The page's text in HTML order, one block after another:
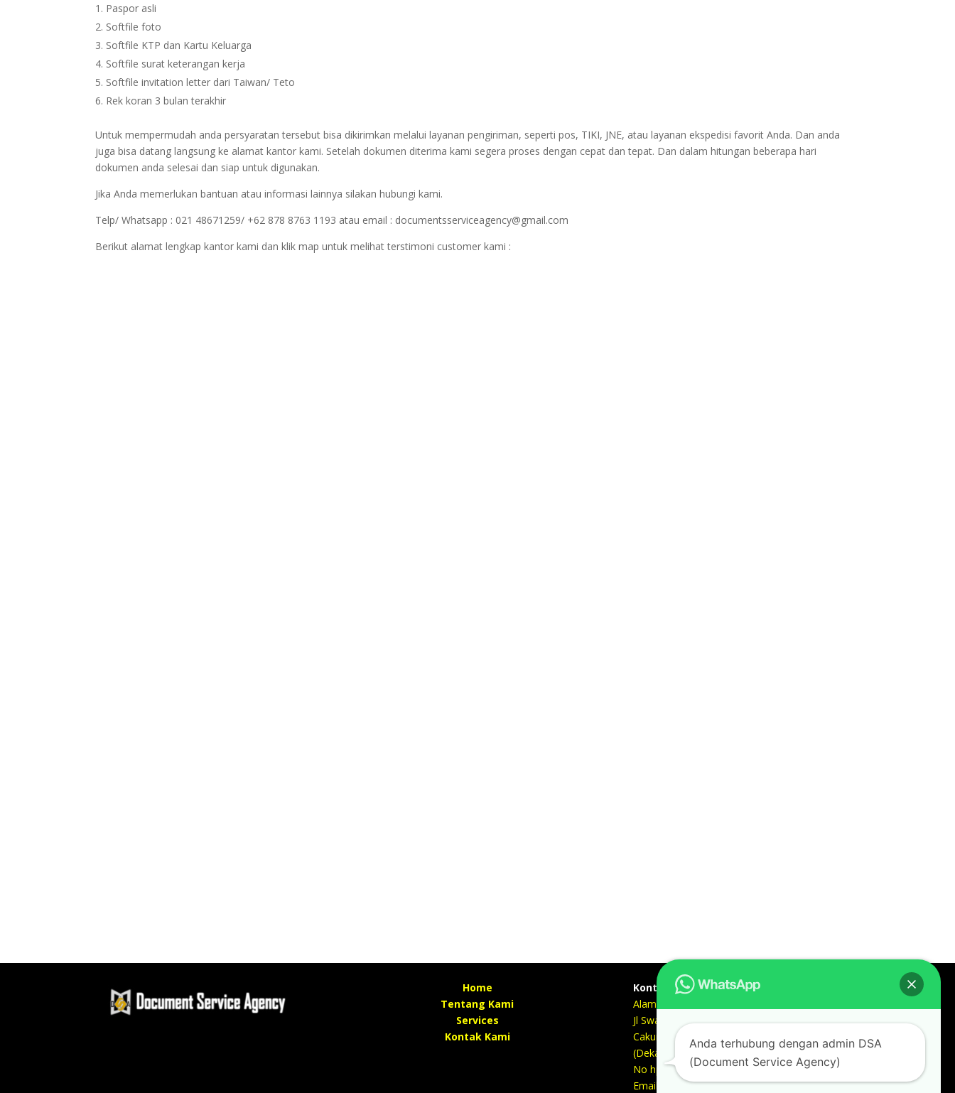
Paspor asli
Softfile foto
Softfile KTP dan Kartu Keluarga
Softfile surat keterangan kerja
Softfile invitation letter dari Taiwan/ Teto
Rek koran 3 bulan terakhir
Untuk mempermudah anda persyaratan tersebut bisa dikirimkan melalui layanan pengiriman, seperti pos, TIKI, JNE, atau layanan ekspedisi favorit Anda. Dan anda
juga bisa datang langsung ke alamat kantor kami. Setelah dokumen diterima kami segera proses dengan cepat dan tepat. Dan dalam hitungan beberapa hari
dokumen anda selesai dan siap untuk digunakan.
Jika Anda memerlukan bantuan atau informasi lainnya silakan hubungi kami.
Telp/ Whatsapp : 021 48671259/ +62 878 8763 1193 atau email : documentsserviceagency@gmail.com
Berikut alamat lengkap kantor kami dan klik map untuk melihat terstimoni customer kami :
Home
Tentang Kami
Services
Kontak Kami
Kontak kami
Alamat kantor :
Jl Swadaya Pam No 6 Rt 006 Rw 007 Jatinegara,
Cakung, Jakarta Timur 13930
(Dekat Mesjid Al Marzukiyah Swadaya Pam)
No hp/ telpon :087887631193 / 021 48671259
Email :
Anda terhubung dengan admin DSA
(Document Service Agency)